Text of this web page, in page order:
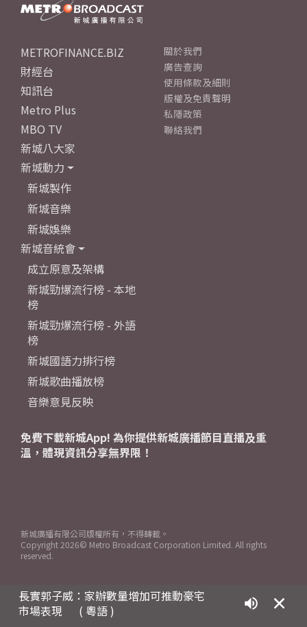
長實郭子威：家辦數量增加可推動豪宅
市場表現
( 粵語 )
METROFINANCE.BIZ
財經台
知訊台
Metro Plus
MBO TV
新城八大家
新城動力
新城製作
新城音樂
新城娛樂
新城音統會
成立原意及架構
新城勁爆流行榜 - 本地
榜
新城勁爆流行榜 - 外語
榜
新城國語力排行榜
新城歌曲播放榜
音樂意見反映
關於我們
廣告查詢
使用條款及細則
版權及免責聲明
私隱政策
聯絡我們
免費下載新城App! 為你提供新城廣播節目直播及重
溫，體現資訊分享無界限！
新城廣播有限公司版權所有，不得轉載。
Copyright 2026© Metro Broadcast Corporation Limited. All rights
reserved.